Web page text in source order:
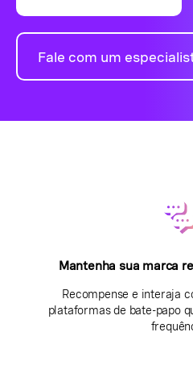
Fale com um
Mantenha sua marca
Recompense e interaja
plataformas de bate-papo